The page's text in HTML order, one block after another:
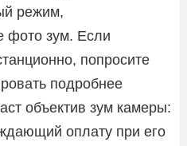
режим,
фото зум. Если
попросите
подробнее
объектив зум камеры:
оплату при его